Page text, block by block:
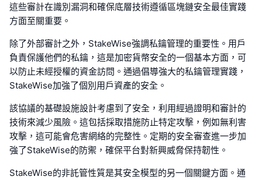
這些審計在識別漏洞和確保底層技術遵循區塊鏈安全最佳實踐
方面至關重要。
除了外部審計之外，StakeWise強調私鑰管理的重要性。用戶
負責保護他們的私鑰，這是加密貨幣安全的一個基本方面，可
以防止未經授權的資金訪問。通過倡導強大的私鑰管理實踐，
StakeWise加強了個別用戶資產的安全。
該協議的基礎設施設計考慮到了安全，利用經過證明和審計的
技術來減少風險。這包括採取措施防止特定攻擊，例如無利害
攻擊，這可能會危害網絡的完整性。定期的安全審查進一步加
強了StakeWise的防禦，確保平台對新興威脅保持韌性。
StakeWise的非託管性質是其安全模型的另一個關鍵方面。通